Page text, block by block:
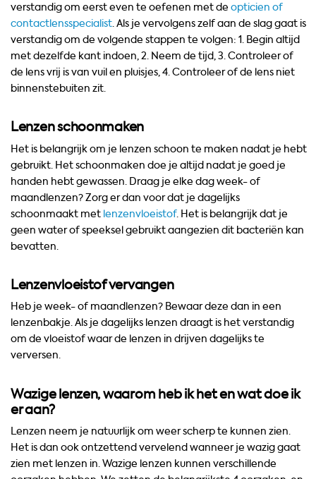
verstandig om eerst even te oefenen met de opticien of
contactlensspecialist. Als je vervolgens zelf aan de slag gaat is
verstandig om de volgende stappen te volgen: 1. Begin altijd
met dezelfde kant indoen, 2. Neem de tijd, 3. Controleer of
de lens vrij is van vuil en pluisjes, 4. Controleer of de lens niet
binnenstebuiten zit.
Lenzen schoonmaken
Het is belangrijk om je lenzen schoon te maken nadat je hebt
gebruikt. Het schoonmaken doe je altijd nadat je goed je
handen hebt gewassen. Draag je elke dag week- of
maandlenzen? Zorg er dan voor dat je dagelijks
schoonmaakt met lenzenvloeistof. Het is belangrijk dat je
geen water of speeksel gebruikt aangezien dit bacteriën kan
bevatten.
Lenzenvloeistof vervangen
Heb je week- of maandlenzen? Bewaar deze dan in een
lenzenbakje. Als je dagelijks lenzen draagt is het verstandig
om de vloeistof waar de lenzen in drijven dagelijks te
verversen.
Wazige lenzen, waarom heb ik het en wat doe ik
er aan?
Lenzen neem je natuurlijk om weer scherp te kunnen zien.
Het is dan ook ontzettend vervelend wanneer je wazig gaat
zien met lenzen in. Wazige lenzen kunnen verschillende